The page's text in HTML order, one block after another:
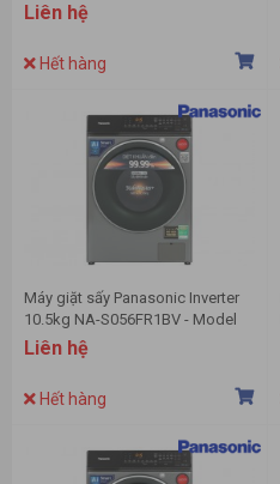
Liên hệ
Hết hàng
Máy giặt sấy Panasonic Inverter
10.5kg NA-S056FR1BV - Model
2022
Liên hệ
Hết hàng